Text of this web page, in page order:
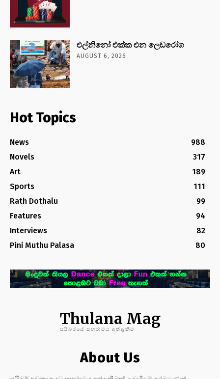
එල්නිනෝ එක්ක එන ලෙඩරෝග
AUGUST 6, 2026
Hot Topics
News
988
Novels
317
Art
189
Sports
111
Rath Dothalu
99
Features
94
Interviews
82
Pini Muthu Palasa
80
Thulana Mag
සයිබරයේ සඟරාමය අත්දැකීම
About Us